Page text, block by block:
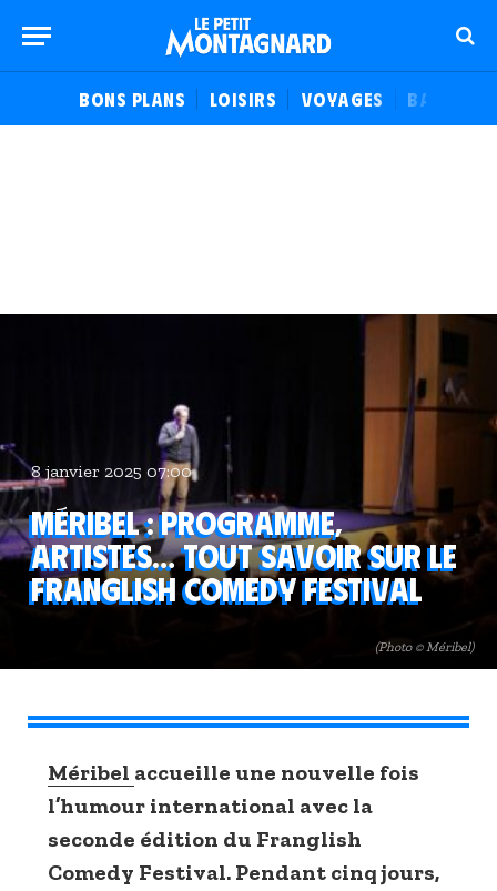
BONS PLANS LOISIRS VOYAGES BALADES
(Photo © Méribel)
8 janvier 2025 07:00
Méribel : programme,
artistes… Tout savoir sur le
Franglish Comedy Festival
Méribel accueille une nouvelle fois
l’humour international avec la
seconde édition du Franglish
Comedy Festival. Pendant cinq jours,